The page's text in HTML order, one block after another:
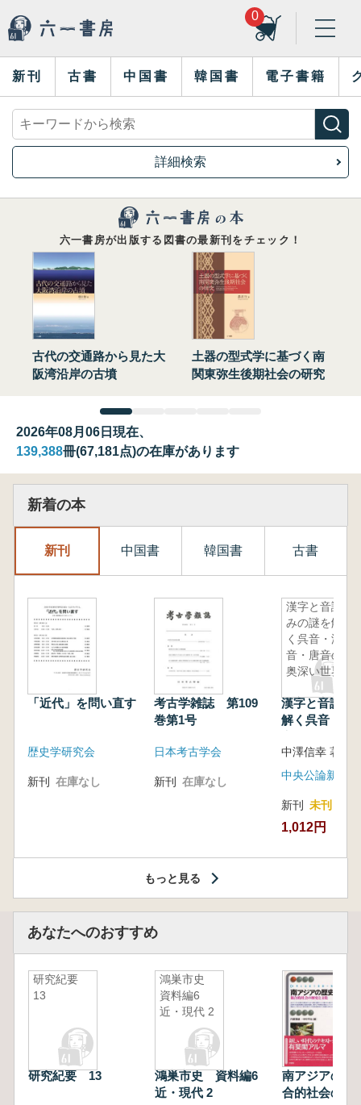
0
新刊 古書 中国書 韓国書 電子書籍
詳細検索
六一書房が出版する図書の最新刊をチェック！
古代の交通路から見た大
阪湾沿岸の古墳
土器の型式学に基づく南
関東弥生後期社会の研究
2026年08月06日現在、
139,388冊(67,181点)の在庫があります
新着の本
新刊 中国書 韓国書 古書
「近代」を問い直す
歴史学研究会
新刊 在庫なし
考古学雑誌 第109
巻第1号
日本考古学会
新刊 在庫なし
漢字と音読
みの謎を解
く呉音・漢
音・唐音の
奥深い世界
漢字と音読み
解く呉音・漢
中澤信幸 著
中央公論新社
新刊 未刊
1,012円
もっと見る
あなたへのおすすめ
研究紀要
13
研究紀要 13
鴻巣市史
資料編6
近・現代 2
鴻巣市史 資料編6
近・現代 2
南アジアの歴
合的社会の歴